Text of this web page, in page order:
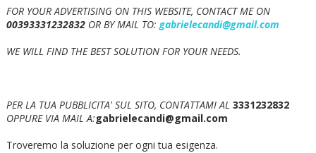
FOR YOUR ADVERTISING ON THIS WEBSITE, CONTACT ME ON
00393331232832OR BY MAIL TO:gabrielecandi@gmail.com
WE WILL FIND THE BEST SOLUTION FOR YOUR NEEDS.
PER LA TUA PUBBLICITA' SUL SITO, CONTATTAMI AL 3331232832
OPPURE VIA MAIL A:gabrielecandi@gmail.com
Troveremo la soluzione per ogni tua esigenza.